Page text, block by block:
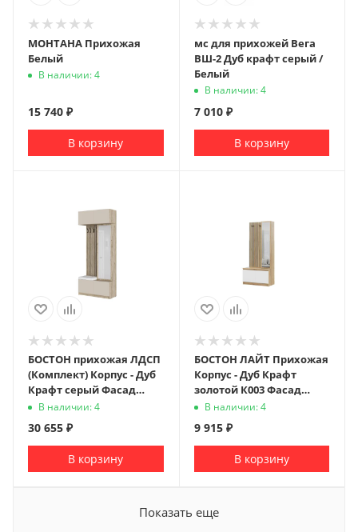
МОНТАНА Прихожая
Белый
В наличии: 4
15 740 ₽
В корзину
мс для прихожей Вега
ВШ-2 Дуб крафт серый /
Белый
В наличии: 4
7 010₽
В корзину
БОСТОН прихожая ЛДСП
(Комплект) Корпус - Дуб
Крафт серый Фасад
ЛДСП - Кашемир 5981 BS
Кожзам.- Ecotex 3002
(Белая)
В наличии: 4
30 655 ₽
В корзину
БОСТОН ЛАЙТ Прихожая
Корпус - Дуб Крафт
золотой К003 Фасад
ЛДСП - Белый (Гладкий)
В наличии: 4
9 915₽
В корзину
Показать еще